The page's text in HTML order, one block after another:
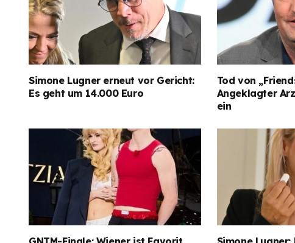
Simone Lugner erneut vor Gericht:
Es geht um 14.000 Euro
Tod von
Angeklagter
ein